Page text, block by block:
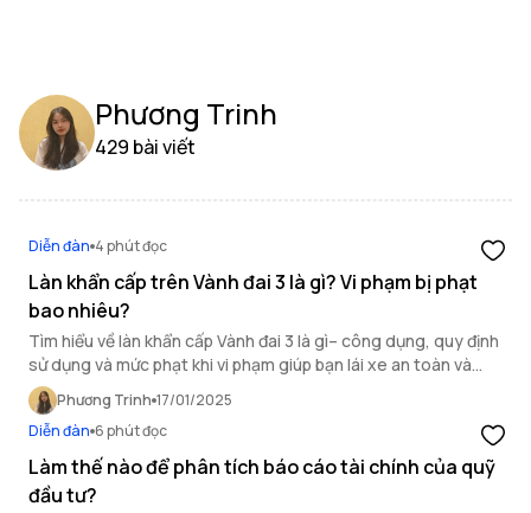
Phương Trinh
429 bài viết
Diễn đàn 4 phút đọc
Làn khẩn cấp trên Vành đai 3 là gì? Vi phạm bị phạt
bao nhiêu?
Tìm hiểu về làn khẩn cấp Vành đai 3 là gì– công dụng, quy định
sử dụng và mức phạt khi vi phạm giúp bạn lái xe an toàn và
đúng luật qua bài viết này.
Phương Trinh 17/01/2025
Diễn đàn 6 phút đọc
Làm thế nào để phân tích báo cáo tài chính của quỹ
đầu tư?